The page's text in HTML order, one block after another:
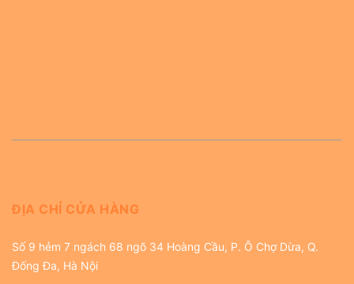
ĐỊA CHỈ CỬA HÀNG
Số 9 hẻm 7 ngách 68 ngõ 34 Hoàng Cầu, P. Ô Chợ Dừa, Q.
Đống Đa, Hà Nội